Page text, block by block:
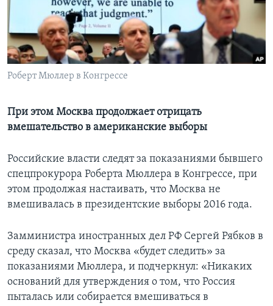
Learning English
СОЦИАЛЬНЫЕ СЕТИ
Языки
Роберт Мюллер в Конгрессе
При этом Москва продолжает отрицать
вмешательство в американские выборы
Российские власти следят за показаниями бывшего
спецпрокурора Роберта Мюллера в Конгрессе, при
этом продолжая настаивать, что Москва не
вмешивалась в президентские выборы 2016 года.
Замминистра иностранных дел РФ Сергей Рябков в
среду сказал, что Москва «будет следить» за
показаниями Мюллера, и подчеркнул: «Никаких
оснований для утверждения о том, что Россия
пыталась или собирается вмешиваться в